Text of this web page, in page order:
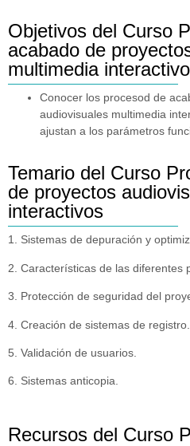
Objetivos del Curso
acabado de
multimedia
Conocer los procesod de
audiovisuales multimedia
ajustan a los parámetros
Temario del Curso
de proyectos
interactivos
1. Sistemas de depuración y
2. Características de las diferentes
3. Protección de seguridad del
4. Creación de sistemas de registro.
5. Validación de usuarios.
6. Sistemas anticopia.
Recursos del Curso